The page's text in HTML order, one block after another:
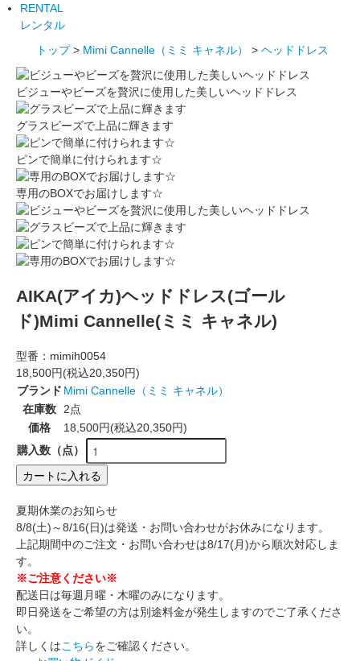
RENTAL
レンタル
トップ > Mimi Cannelle（ミミ キャネル） > ヘッドドレス
ビジューやビーズを贅沢に使用した美しいヘッドドレス
グラスビーズで上品に輝きます
ピンで簡単に付けられます☆
専用のBOXでお届けします☆
AIKA(アイカ)ヘッドドレス(ゴール
ド)Mimi Cannelle(ミミ キャネル)
型番： mimih0054
18,500円(税込20,350円)
ブランド Mimi Cannelle（ミミ キャネル）
在庫数
2点
価格
18,500円(税込20,350円)
購入数（点）
カートに入れる
夏期休業のお知らせ
8/8(土)～8/16(日)は発送・お問い合わせがお休みになります。
上記期間中のご注文・お問い合わせは8/17(月)から順次対応しま
す。
※ご注意ください※
配送日は毎週月曜・木曜のみになります。
即日発送をご希望の方は別途料金が発生しますのでご了承くださ
い。
詳しくはこちらをご確認ください。